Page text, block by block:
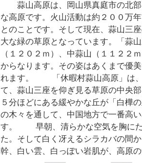
蒜山高原は、岡山県真庭市の北
な高原です。火山活動は約２００万
とのことです。そして現在、蒜山三
大な緑の草原となっています。「蒜
（１２０２ｍ）、中蒜山（１１２２
からなります。その姿はあくまで優
れます。 「休暇村蒜山高原」は、
て、蒜山三座を仰ぎ見る草原の中央
５分ほどにある緩やかな丘が「白樺
の木々を通して、中国地方で一番高
す。 早朝、清らかな空気を胸にた
た。そして白く冴えるシラカバの間
幹、白い雲、白っぽい岩肌が、高原